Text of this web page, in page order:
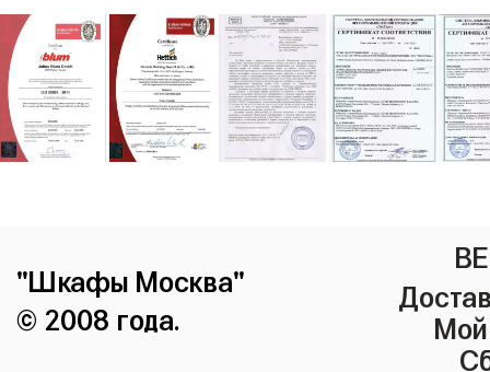
"Шкафы Москва"
© 2008 года.